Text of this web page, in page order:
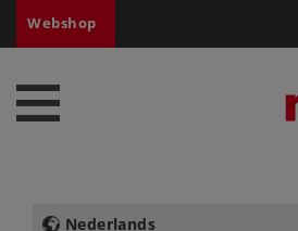
Webshop
Nederlands